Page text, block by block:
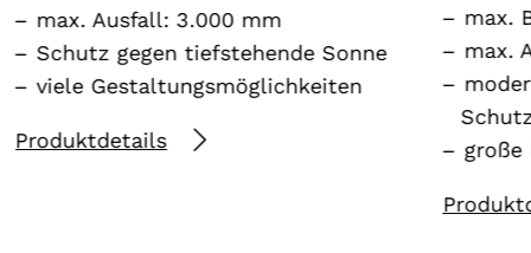
max. Ausfall: 3.000 mm
Schutz gegen tiefstehende Sonne
viele Gestaltungsmöglichkeiten
Produktdetails
max.
max.
große